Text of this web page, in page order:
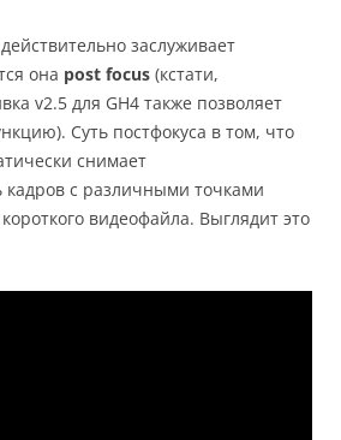
заслуживает
она post focus (кстати,
v2.5 для GH4 также позволяет
Суть постфокуса в том, что
снимает
кадров с различными точками
видеофайла. Выглядит это